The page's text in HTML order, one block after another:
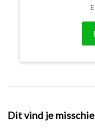
Dit vind je